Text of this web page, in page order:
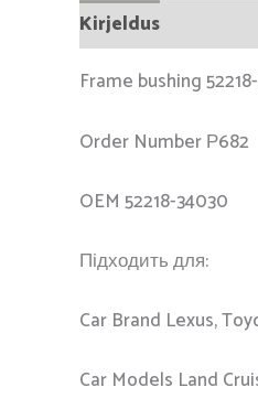
Kirjeldus
Frame bushing
Order Number Р682
OEM 52218-34030
Підходить для:
Car Brand Lexus,
Car Models Land